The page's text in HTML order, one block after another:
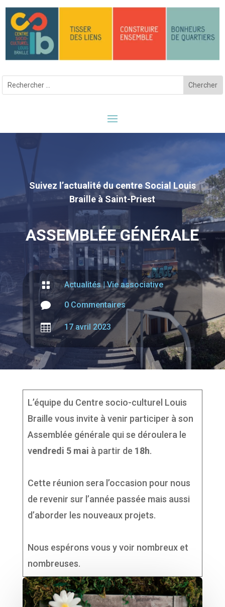
Suivez l’actualité du centre Social Louis
Braille à Saint-Priest
ASSEMBLÉE GÉNÉRALE
 Actualités|Vie associative
 0 Commentaires
 17 avril 2023
L’équipe du Centre socio-culturel Louis
Braille vous invite à venir participer à son
Assemblée générale qui se déroulera le
vendredi 5 mai à partir de 18h.
Cette réunion sera l’occasion pour nous
de revenir sur l’année passée mais aussi
d’aborder les nouveaux projets.
Nous espérons vous y voir nombreux et
nombreuses.